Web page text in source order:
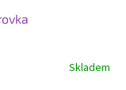
Skladem